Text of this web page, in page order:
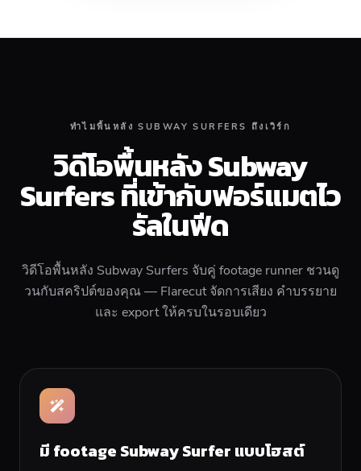
ทำไมพื้นหลัง SUBWAY SURFERS ถึงเวิร์ก
วิดีโอพื้นหลัง Subway
Surfers ที่เข้ากับฟอร์แมตไว
รัลในฟีด
วิดีโอพื้นหลัง Subway Surfers จับคู่ footage runner ชวนดู
วนกับสคริปต์ของคุณ — Flarecut จัดการเสียง คำบรรยาย
และ export ให้ครบในรอบเดียว
มี footage Subway Surfer แบบโฮสต์